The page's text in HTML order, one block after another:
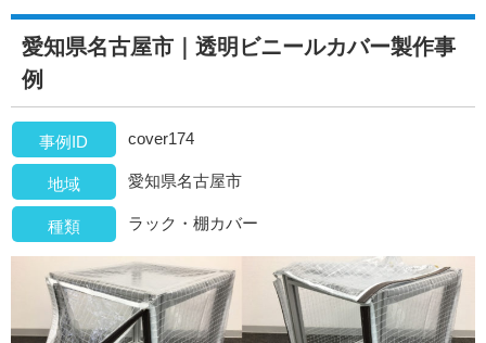
愛知県名古屋市｜透明ビニールカバー製作事
例
事例ID cover174
地域 愛知県名古屋市
種類 ラック・棚カバー